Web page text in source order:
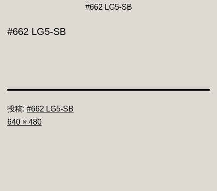
#662 LG5-SB
#662 LG5-SB
投稿: #662 LG5-SB
フ
640 × 480